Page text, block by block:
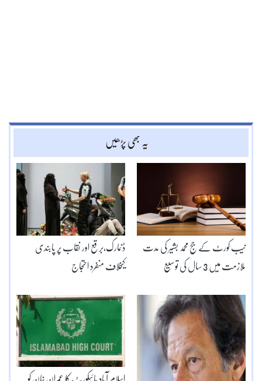
یہ بھی پڑھیں
ڈنمارک،برقع اور نقاب پر پابندی
کیخلاف منفرد احتجاج
نیب کورٹ کے جج محمد بشیر کی مدت
ملازمت میں 3 سال کی توسیع
اسلام آباد ہائیکورٹ کا عمران خان کو